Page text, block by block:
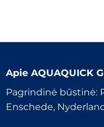
Apie AQUAQUICK
Pagrindinė būstinė:
Enschede,